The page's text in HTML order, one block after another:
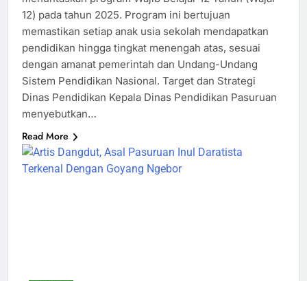
12) pada tahun 2025. Program ini bertujuan
memastikan setiap anak usia sekolah mendapatkan
pendidikan hingga tingkat menengah atas, sesuai
dengan amanat pemerintah dan Undang-Undang
Sistem Pendidikan Nasional. Target dan Strategi
Dinas Pendidikan Kepala Dinas Pendidikan Pasuruan
menyebutkan…
Read More